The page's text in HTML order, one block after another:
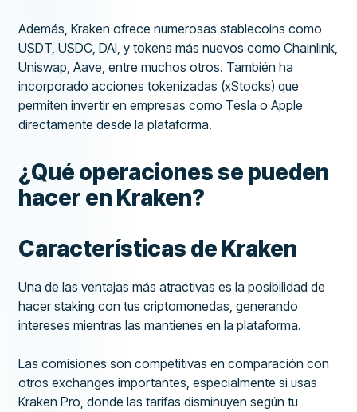
Además, Kraken ofrece numerosas stablecoins como
USDT, USDC, DAI, y tokens más nuevos como Chainlink,
Uniswap, Aave, entre muchos otros. También ha
incorporado acciones tokenizadas (xStocks) que
permiten invertir en empresas como Tesla o Apple
directamente desde la plataforma.
¿Qué operaciones se pueden
hacer en Kraken?
Características de Kraken
Una de las ventajas más atractivas es la posibilidad de
hacer staking con tus criptomonedas, generando
intereses mientras las mantienes en la plataforma.
Las comisiones son competitivas en comparación con
otros exchanges importantes, especialmente si usas
Kraken Pro, donde las tarifas disminuyen según tu